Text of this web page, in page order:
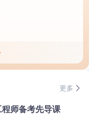
更多
师备考先导课